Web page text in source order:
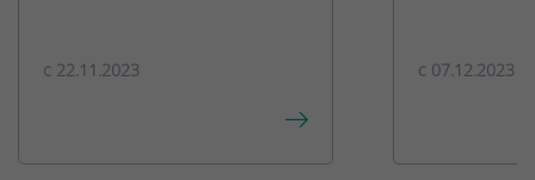
c 22.11.2023 c 07.12.2023